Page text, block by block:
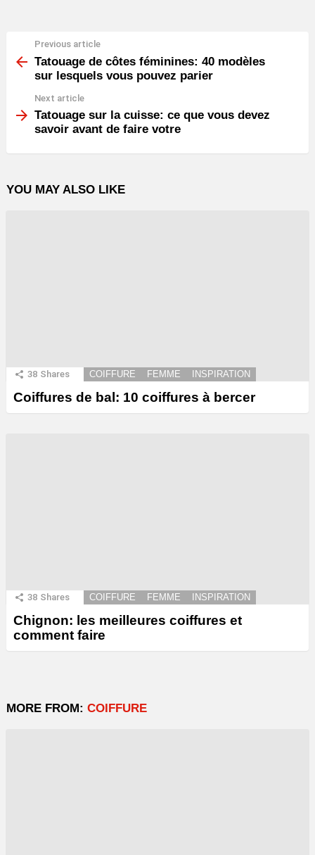
more
Previous article
Tatouage de côtes féminines: 40 modèles
sur lesquels vous pouvez parier
Next article
Tatouage sur la cuisse: ce que vous devez
savoir avant de faire votre
YOU MAY ALSO LIKE
38 Shares COIFFURE FEMME INSPIRATION
Coiffures de bal: 10 coiffures à bercer
38 Shares COIFFURE FEMME INSPIRATION
Chignon: les meilleures coiffures et
comment faire
MORE FROM: COIFFURE